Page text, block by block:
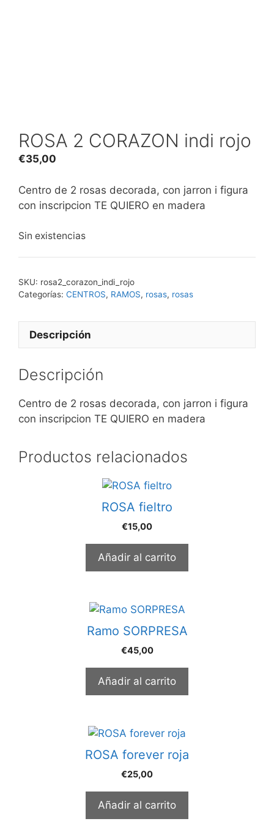
ROSA 2 CORAZON indi rojo
€35,00
Centro de 2 rosas decorada, con jarron i figura
con inscripcion TE QUIERO en madera
Sin existencias
SKU: rosa2_corazon_indi_rojo
Categorías: CENTROS, RAMOS, rosas, rosas
Descripción
Descripción
Centro de 2 rosas decorada, con jarron i figura
con inscripcion TE QUIERO en madera
Productos relacionados
ROSA fieltro
€15,00
Añadir al carrito
Ramo SORPRESA
€45,00
Añadir al carrito
ROSA forever roja
€25,00
Añadir al carrito